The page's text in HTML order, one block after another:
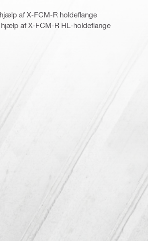
af X-FCM-R holdeflange
af X-FCM-R HL-holdeflange